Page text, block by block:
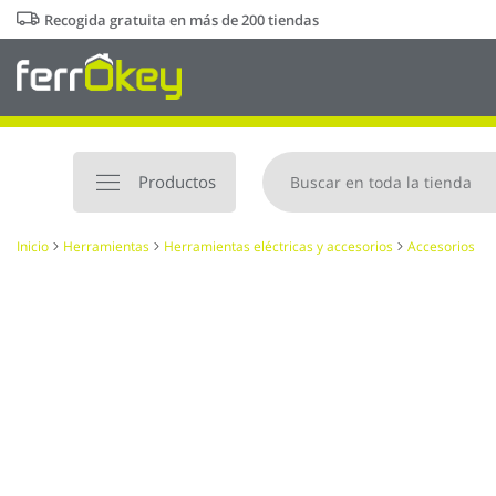
Ir
al
contenido
Recogida gratuita en más de 200 tiendas
Productos
Inicio Herramientas Herramientas eléctricas y accesorios Accesorios